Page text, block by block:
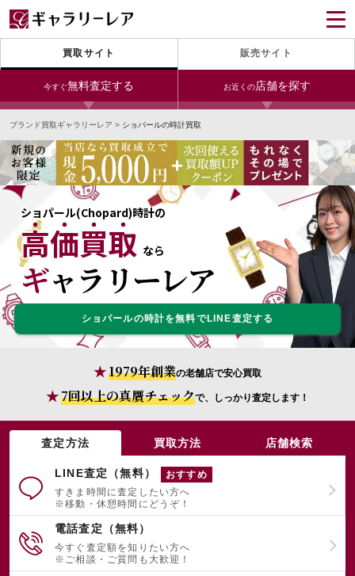
買取サイト 販売サイト
今すぐ無料査定する お近くの店舗を探す
今すぐLINE査定
24時間受付（対応時間10:00～19:00）
宅配買取を申し込む
無料の宅配キットをお届けします
今すぐ電話査定
受付時間 10:00～19:00
宅配買取を申し込む
無料の宅配キットをお届けします
ブランド買取ギャラリーレア > ショパールの時計買取
ショパール(Chopard)時計の
高価買取 なら
ギャラリーレア
ショパールの時計を無料でLINE査定する
1979年創業の老舗店で安心買取
7回以上の真贋チェックで、しっかり査定します！
査定方法 買取方法 店舗検索
LINE査定（無料）
おすすめ
すきま時間に査定したい方へ
※移動・休憩時間にどうぞ！
電話査定（無料）
今すぐ査定額を知りたい方へ
※ご相談・ご質問も大歓迎！